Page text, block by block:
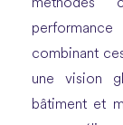
méthodes
combinant
une vision
bâtiment et